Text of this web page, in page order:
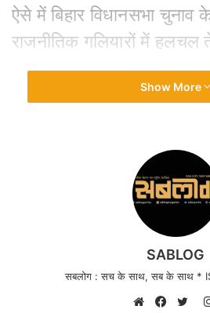
ऐसे में बिहार विधानसभा
राजनीतिक गलियारों में हलचल
एनडीए नेताओं ने किया ये दावा
हुआ। 11 नवंबर को मतदान
एग्जिट पोल के नतीजे आए,
सीटे मिलने की संभावना है।
इसपर जदयू और भाजपा नेताओं
की जनता ने नीतीश कुमार के
Show More
SABLOG
सबलोग : सच के साथ, सब के साथ *